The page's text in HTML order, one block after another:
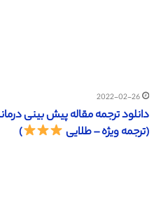
2022-02-26
(ترجمه ویژه – طلایی
)